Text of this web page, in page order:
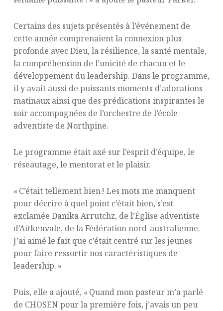
Certains des sujets présentés à l’événement de
cette année comprenaient la connexion plus
profonde avec Dieu, la résilience, la santé mentale,
la compréhension de l’unicité de chacun et le
développement du leadership. Dans le programme,
il y avait aussi de puissants moments d’adorations
matinaux ainsi que des prédications inspirantes le
soir accompagnées de l’orchestre de l’école
adventiste de Northpine.
Le programme était axé sur l’esprit d’équipe, le
réseautage, le mentorat et le plaisir.
« C’était tellement bien ! Les mots me manquent
pour décrire à quel point c’était bien, s’est
exclamée Danika Arrutchz, de l’Église adventiste
d’Aitkenvale, de la Fédération nord-australienne.
J’ai aimé le fait que c’était centré sur les jeunes
pour faire ressortir nos caractéristiques de
leadership. »
Puis, elle a ajouté, « Quand mon pasteur m’a parlé
de CHOSEN pour la première fois, j’avais un peu